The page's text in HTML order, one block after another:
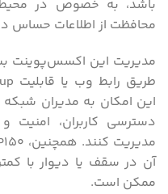
باشد، به خصوص در
محافظت از اطلاعات حساس
مدیریت این اکسس‌پوینت
این امکان به مدیران
دسترسی کاربران، امنیت
آن در سقف یا دیوار با
ممکن است.